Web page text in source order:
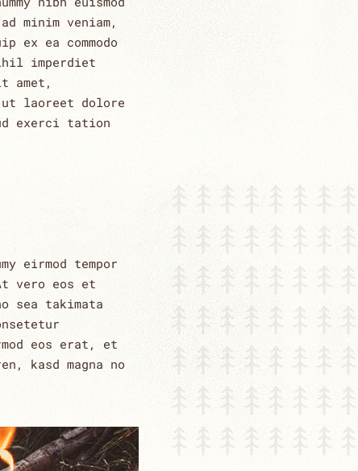
minim veniam,
ea commodo
imperdiet
amet,
ut laoreet dolore
exerci tation
eirmod tempor
vero eos et
sea takimata
eos erat, et
kasd magna no